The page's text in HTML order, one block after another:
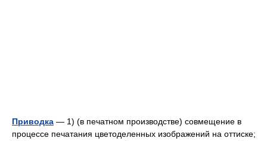
Приводка — 1) (в печатном производстве) совмещение в
процессе печатания цветоделенных изображений на оттиске;